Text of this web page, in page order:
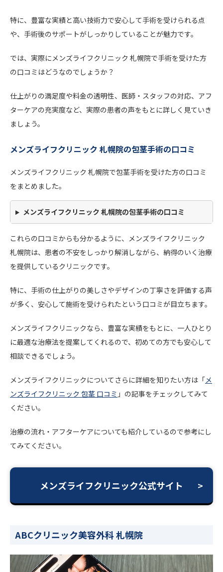
特に、豊富な実績と高い技術力で安心して手術を受けられる点
や、手術後のサポートがしっかりしていることが魅力です。
では、実際にメンズライフクリニック 札幌院で手術を受けた方
の口コミはどうなのでしょうか？
仕上がりの満足度や料金の透明性、医師・スタッフの対応、アフ
ターケアの充実度など、実際の患者の声をもとに詳しく見ていき
ましょう。
メンズライフクリニック 札幌院の包茎手術の口コミ
メンズライフクリニック 札幌院で包茎手術を受けた方の口コミ
をまとめました。
メンズライフクリニック 札幌院の包茎手術の口コミ
これらの口コミからも分かるように、メンズライフクリニック
札幌院は、患者の不安をしっかり解消しながら、納得のいく治療
を提供しているクリニックです。
特に、手術の仕上がりの美しさやデザインの丁寧さを評価する声
が多く、安心して施術を受けられたという口コミが目立ちます。
メンズライフクリニックなら、豊富な実績をもとに、一人ひとり
に最適な治療法を提案してくれるので、初めての方でも安心して
相談できるでしょう。
メンズライフクリニックについてさらに詳細を知りたい方は「メ
ンズライフクリニック 包茎 口コミ 」の記事をチェックしてみて
ください。
治療の流れ・アフターケアについても紹介しているので参考にし
てみてください。
メンズライフクリニック公式サイト
ABCクリニック美容外科 札幌院